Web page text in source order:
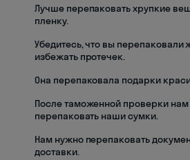
Лучше перепаковать хрупкие
пленку.
Убедитесь, что вы перепаковали
избежать протечек.
Она перепаковала подарки
После таможенной проверки
перепаковать наши сумки.
Нам нужно перепаковать
доставки.